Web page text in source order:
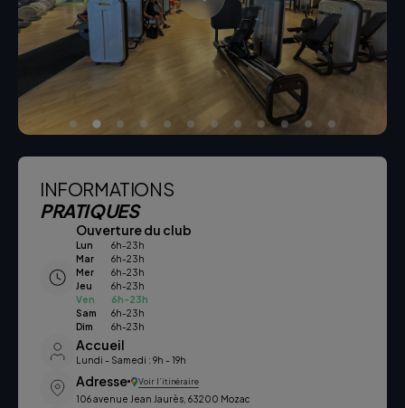
INFORMATIONS
PRATIQUES
Ouverture du club
Lun
6h-23h
Mar
6h-23h
Mer
6h-23h
Jeu
6h-23h
Ven
6h-23h
Sam
6h-23h
Dim
6h-23h
Accueil
Lundi - Samedi : 9h - 19h
Adresse Voir l’itinéraire
106 avenue Jean Jaurès, 63200 Mozac